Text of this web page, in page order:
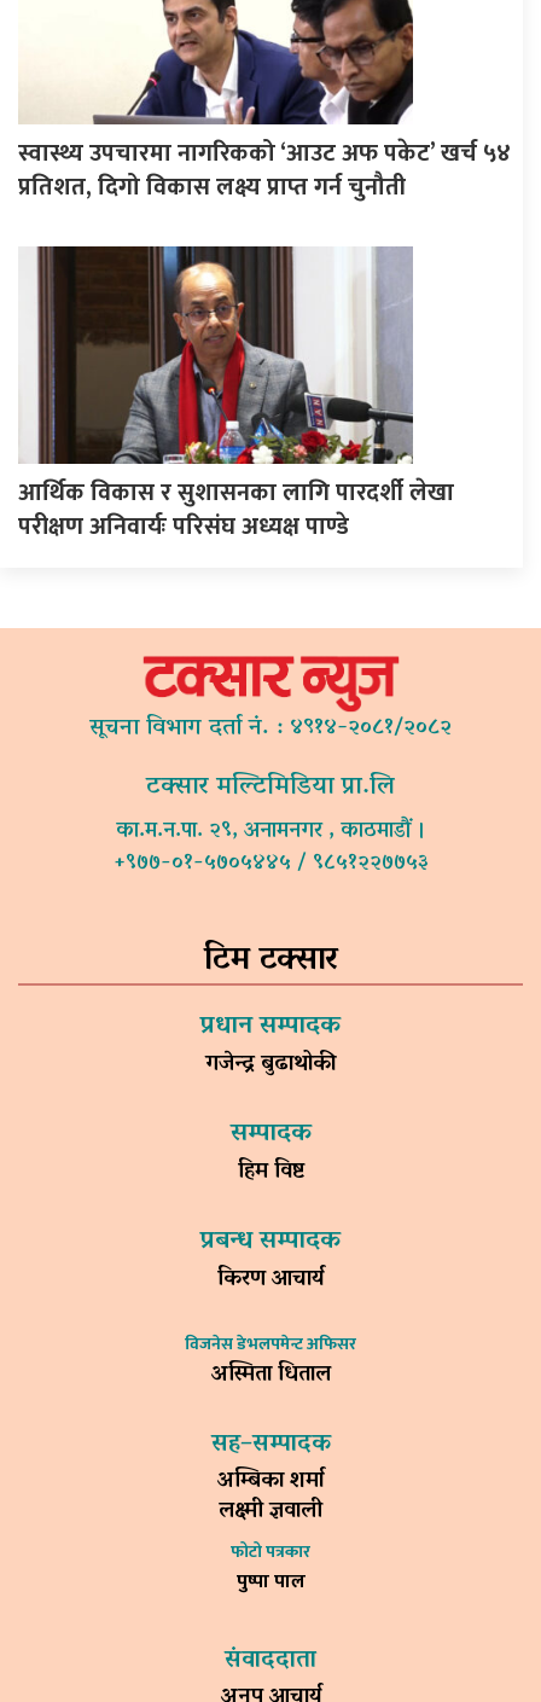
स्वास्थ्य उपचारमा नागरिकको ‘आउट अफ पकेट’ खर्च ५४
प्रतिशत, दिगो विकास लक्ष्य प्राप्त गर्न चुनौती
आर्थिक विकास र सुशासनका लागि पारदर्शी लेखा
परीक्षण अनिवार्यः परिसंघ अध्यक्ष पाण्डे
सूचना विभाग दर्ता नं. : ४९१४-२०८१/२०८२
टक्सार मल्टिमिडिया प्रा.लि
का.म.न.पा. २९, अनामनगर , काठमाडौं ।
+९७७-०१-५७०५४४५ / ९८५१२२७७५३
टिम टक्सार
प्रधान सम्पादक
गजेन्द्र बुढाथोकी
सम्पादक
हिम विष्ट
प्रबन्ध सम्पादक
किरण आचार्य
विजनेस डेभलपमेन्ट अफिसर
अस्मिता धिताल
सह–सम्पादक
अम्बिका शर्मा
लक्ष्मी ज्ञवाली
फोटो पत्रकार
पुष्पा पाल
संवाददाता